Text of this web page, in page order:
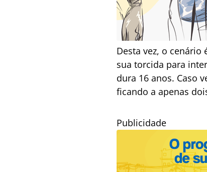
Desta vez, o
sua torcida para
dura 16 anos. Caso
ficando a apenas
Publicidade